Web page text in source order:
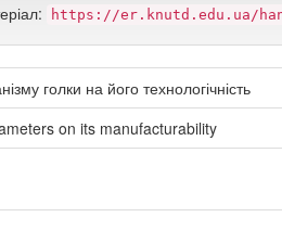
https://er.knutd.edu.ua/
голки на його технологічність
on its manufacturability